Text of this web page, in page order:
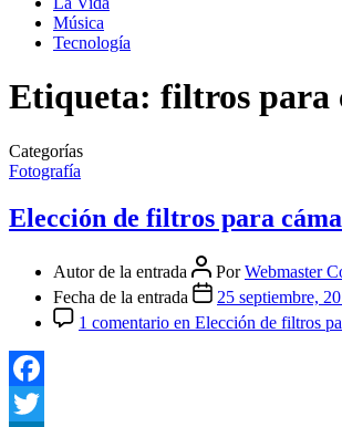
Música
Tecnología
Etiqueta: filtros para
Categorías
Fotografía
Elección de filtros para
Autor de la entrada PorWebmaster
Fecha de la entrada
25 septiembre,
1 comentario en Elección de filtros
Facebook